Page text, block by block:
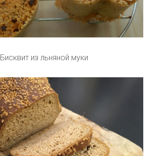
Бисквит из льняной муки